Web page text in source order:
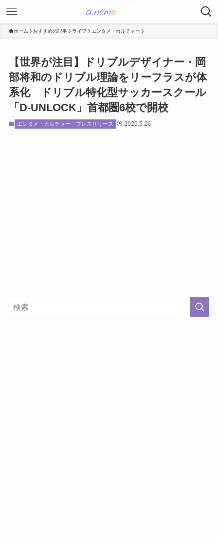
ホーム おすすめの記事 ライフ エンタメ・カルチャー
【世界が注目】ドリブルデザイナー・岡
部将和のドリブル理論をリーフラスが体
系化 ドリブル特化型サッカースクール
「D-UNLOCK」首都圏6校で開校
エンタメ・カルチャー プレスリリース 2026.5.26